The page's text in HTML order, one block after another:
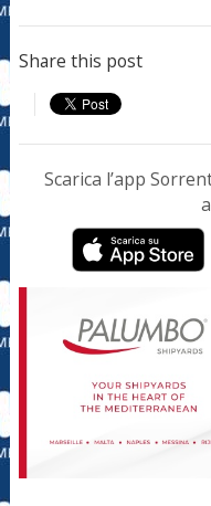
Share this post
Scarica l’app